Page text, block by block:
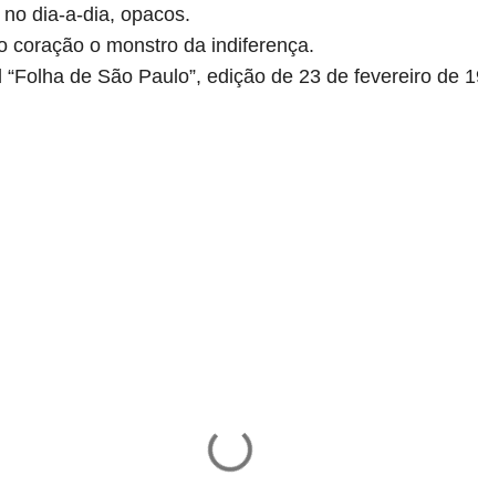
dia-a-dia, opacos.
coração o monstro da indiferença.
de São Paulo”, edição de 23 de fevereiro de